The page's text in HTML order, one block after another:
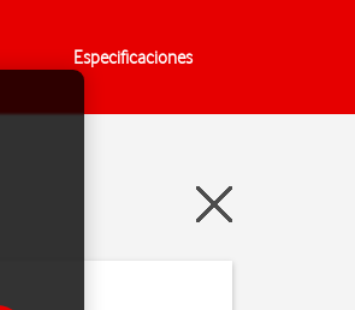
Especificaciones